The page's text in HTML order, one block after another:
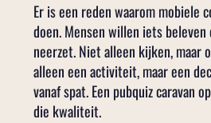
Er is een reden waarom mobiele
doen. Mensen willen iets
neerzet. Niet alleen kijken, maar
alleen een activiteit, maar een
vanaf spat. Een pubquiz caravan
die kwaliteit.